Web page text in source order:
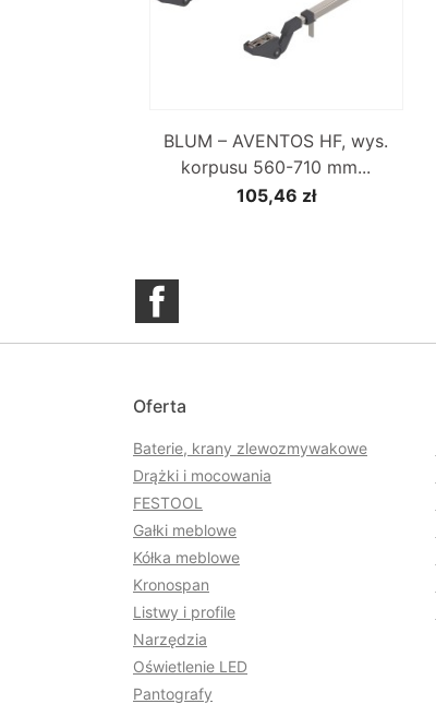
BLUM – AVENTOS HF, wys.
korpusu 560-710 mm...
105,46 zł
Oferta
Baterie, krany zlewozmywakowe
Drążki i mocowania
FESTOOL
Gałki meblowe
Kółka meblowe
Kronospan
Listwy i profile
Narzędzia
Oświetlenie LED
Pantografy